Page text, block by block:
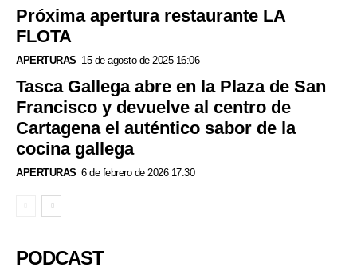
Próxima apertura restaurante LA
FLOTA
APERTURAS 15 de agosto de 2025 16:06
Tasca Gallega abre en la Plaza de San
Francisco y devuelve al centro de
Cartagena el auténtico sabor de la
cocina gallega
APERTURAS 6 de febrero de 2026 17:30
PODCAST